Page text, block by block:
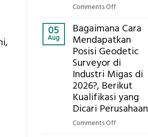
Estimasi
Biaya
Per
m²
untuk
Rumah
Sejuk
Tanpa
AC
Comments Offon
Pemetaan
Drone
LiDAR
Mataram,
Global
Ekplorasi
Solusi
Pemetaan
05
Aug
Bagaimana Cara
Mendapatkan
Posisi Geodetic
Surveyor di
Industri Migas di
2026?, Berikut
Kualifikasi yang
Dicari Perusahaan
Comments Offon